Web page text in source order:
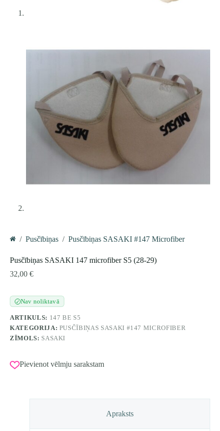
/ Pusčībiņas / Pusčībiņas SASAKI #147 Microfiber
Pusčībiņas SASAKI 147 microfiber S5 (28-29)
32,00 €
✓Nav noliktavā
ARTIKULS: 147 BE S5
KATEGORIJA: PUSČĪBIŅAS SASAKI #147 MICROFIBER
ZĪMOLS: SASAKI
Pievienot vēlmju sarakstam
Apraksts